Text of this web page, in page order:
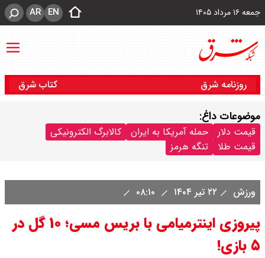
جمعه ۱۶ مرداد ۱۴۰۵ EN
AR
روزنامه شرق کتاب شرق
موضوعات داغ:
قیمت دلار حمله آمریکا به ایران
کالابرگ الکترونیکی
قیمت طلا
تنگه هرمز
ورزش ۲۲ تیر ۱۴۰۴
پیروزی اینترمیامی با بریس مسی؛ ۱۰ گل در
۵ بازی!